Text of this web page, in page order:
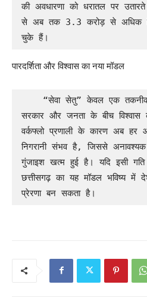
की अवधारणा को धरातल पर
से अब तक 3.3 करोड़ से अधिक
चुके हैं।
पारदर्शिता और विश्वास का नया मॉडल
सरकार और जनता के बीच विश्वास
वर्कफ्लो प्रणाली के कारण अब हर
निगरानी संभव है, जिससे
गुंजाइश खत्म हुई है। यदि इसी
छत्तीसगढ़ का यह मॉडल भविष्य में
प्रेरणा बन सकता है।